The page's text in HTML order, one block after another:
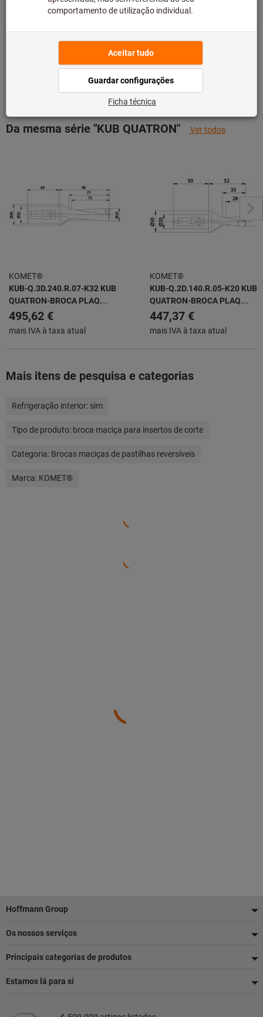
Adicionar à lista de desejos Partilhar artigo
Detalhes dos produtos
Da mesma série "KUB QUATRON" Ver todos
KOMET®
KUB-Q.3D.240.R.07-K32 KUB
QUATRON-BROCA PLAQ.
INTERCAMBIABLES
495,62 €
mais IVA à taxa atual
KOMET®
KUB-Q.2D.140.R.05-K20 KUB
QUATRON-BROCA PLAQ.
INTERCAMBIABLES
447,37 €
mais IVA à taxa atual
Mais itens de pesquisa e categorias
Refrigeração interior: sim
Tipo de produto: broca maciça para insertos de corte
Categoria: Brocas maciças de pastilhas reversíveis
Marca: KOMET®
Rodapé
Hoffmann Group
Os nossos serviços
Principais categorias de produtos
Estamos lá para si